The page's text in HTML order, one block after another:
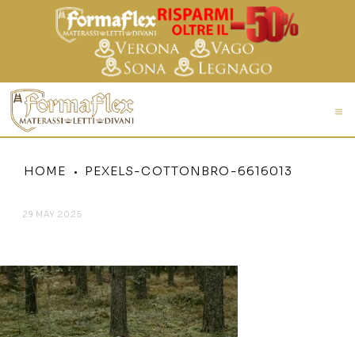
HOME PEXELS-COTTONBRO-6616013
29 MAY 2025